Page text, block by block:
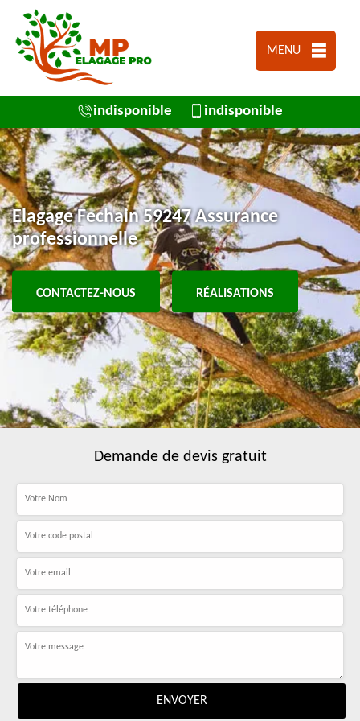
MENU
indisponible indisponible
Elagage Fechain 59247 Assurance
professionnelle
CONTACTEZ-NOUS RÉALISATIONS
Demande de devis gratuit